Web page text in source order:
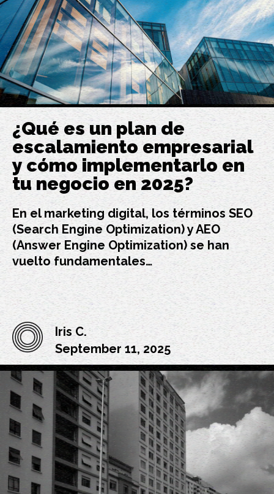
¿Qué es un plan de
escalamiento empresarial
y cómo implementarlo en
tu negocio en 2025?
En el marketing digital, los términos SEO
(Search Engine Optimization) y AEO
(Answer Engine Optimization) se han
vuelto fundamentales…
Iris C.
September 11, 2025